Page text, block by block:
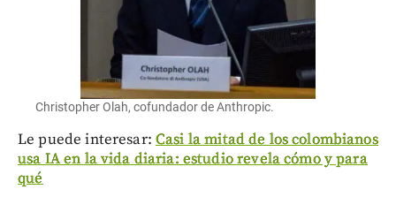
Christopher Olah, cofundador de Anthropic.
Le puede interesar: Casi la mitad de los colombianos
usa IA en la vida diaria: estudio revela cómo y para
qué